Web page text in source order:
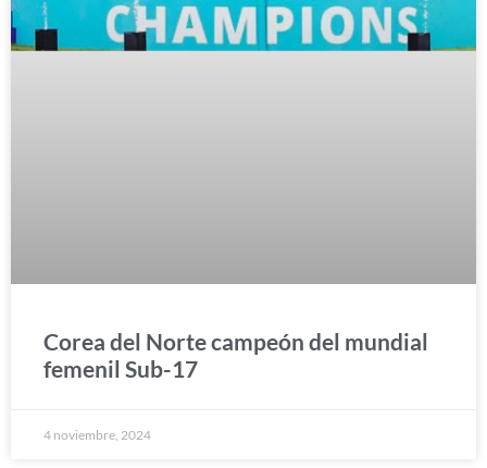
Corea del Norte campeón del mundial
femenil Sub-17
4 noviembre, 2024